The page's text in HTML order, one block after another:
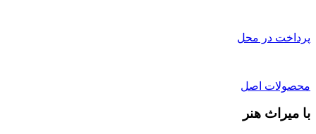
پرداخت در محل
محصولات اصل
با میراث هنر